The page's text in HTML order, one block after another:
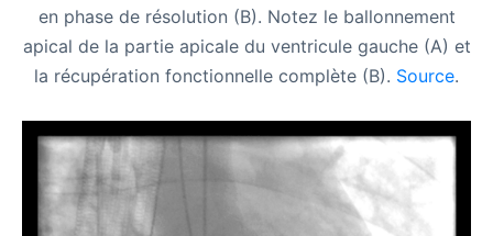
en phase de résolution (B). Notez le ballonnement
apical de la partie apicale du ventricule gauche (A) et
la récupération fonctionnelle complète (B). Source.